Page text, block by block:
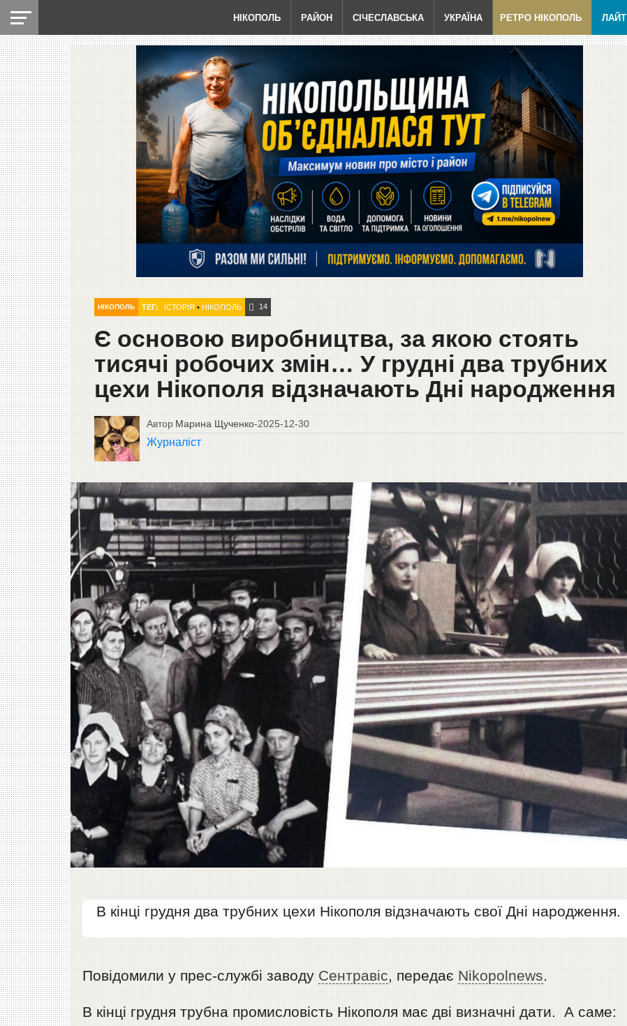
НІКОПОЛЬ РАЙОН СІЧЕСЛАВСЬКА УКРАЇНА РЕТРО НІКОПОЛЬ ЛАЙТ
НІКОПОЛЬ ТЕГ: ІСТОРІЯ • НІКОПОЛЬ 14
Є основою виробництва, за якою стоять
тисячі робочих змін… У грудні два трубних
цехи Нікополя відзначають Дні народження
Автор Марина Щученко-2025-12-30
Журналіст
В кінці грудня два трубних цехи Нікополя відзначають свої Дні народження.
Повідомили у прес-службі заводу Сентравіс, передає Nikopolnews.
В кінці грудня трубна промисловість Нікополя має дві визначні дати. А саме: